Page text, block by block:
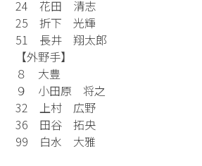
24 花田 清志
25 折下 光輝
51 長井 翔太郎
【外野手】
８ 大豊
９ 小田原 将之
32 上村 広野
36 田谷 拓央
99 白水 大雅